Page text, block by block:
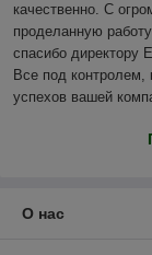
качественно. С
проделанную
спасибо директору
Все под контролем,
успехов вашей
О нас